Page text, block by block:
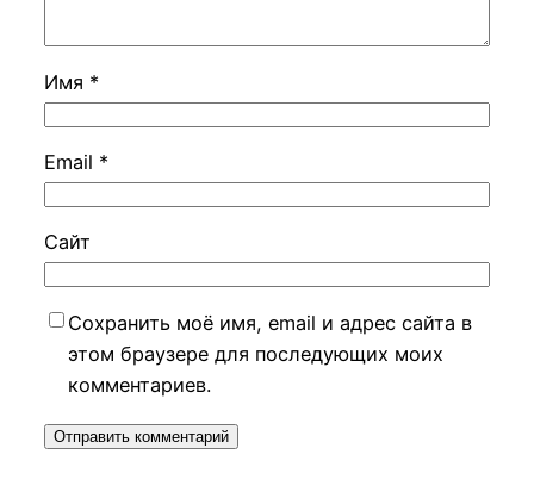
Имя *
Email *
Сайт
Сохранить моё имя, email и адрес сайта в
этом браузере для последующих моих
комментариев.